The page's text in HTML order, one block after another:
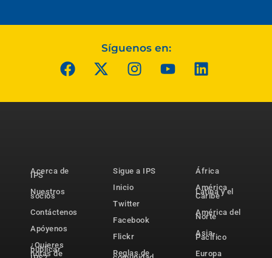
Síguenos en:
Acerca de
IPS
Nuestros
socios
Contáctenos
Apóyenos
¿Quieres
publicar
notas de
Sigue a IPS
Inicio
Twitter
Facebook
Flickr
Reglas de
África
América
Latina y el
Caribe
América del
Norte
Asia-
Pacífico
Europa